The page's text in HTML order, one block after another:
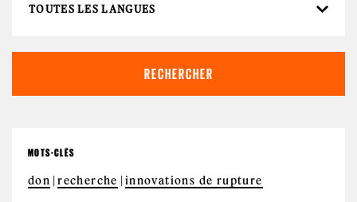
MOTS-CLÉS
don recherche innovations de rupture